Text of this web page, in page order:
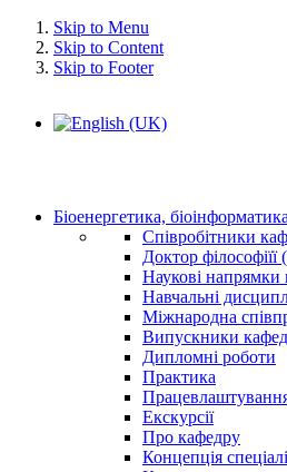
Skip to Menu
Skip to Content
Skip to Footer
Біоенергетика,
Співробітники
Доктор філософіїї
Наукові напрямки
Навчальні
Міжнародна
Випускники
Дипломні роботи
Практика
Екскурсії
Про кафедру
Концепція